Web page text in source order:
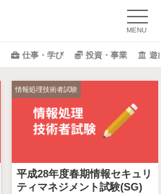
仕事・学び 投資・事業 遊
情報処理技術者試験
平成28年度春期情報セキュリ
ティマネジメント試験(SG)